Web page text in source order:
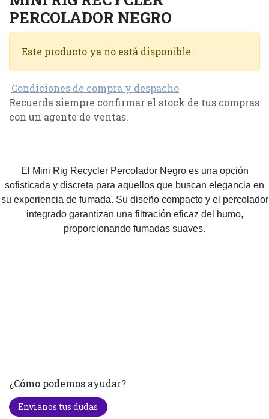
PERCOLADOR NEGRO
Este producto ya no está disponible.
Condiciones de compra y despacho
Recuerda siempre confirmar el stock de tus compras
con un agente de ventas.
El Mini Rig Recycler Percolador Negro es una opción
sofisticada y discreta para aquellos que buscan elegancia en
su experiencia de fumada. Su diseño compacto y el percolador
integrado garantizan una filtración eficaz del humo,
proporcionando fumadas suaves.
¿Cómo podemos ayudar?
Envianos tus dudas